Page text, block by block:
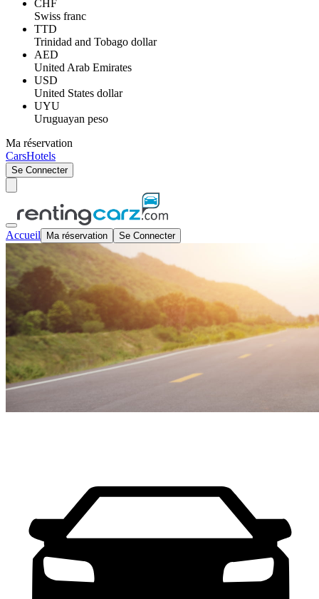
CHF
Swiss franc
TTD
Trinidad and Tobago dollar
AED
United Arab Emirates
USD
United States dollar
UYU
Uruguayan peso
Ma réservation
CarsHotels
Se Connecter
Accueil Ma réservation Se Connecter